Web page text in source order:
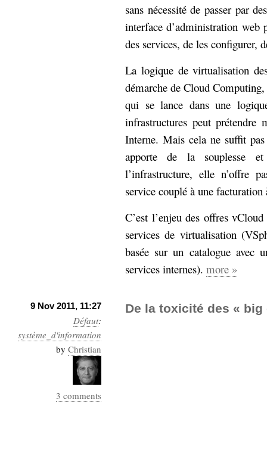
sans nécessité de passer par
interface d’administration
des services, de les configurer,
La logique de virtualisation
démarche de Cloud Computing,
qui se lance dans une
infrastructures peut
Interne. Mais cela ne suffit
apporte de la souplesse
l’infrastructure, elle n’offre
service couplé à une facturation
C’est l’enjeu des offres
services de virtualisation
basée sur un catalogue avec
services internes). more »
9 Nov 2011, 11:27
Défaut:
système_d'information
by Christian
3 comments
De la toxicité des « big
Archives